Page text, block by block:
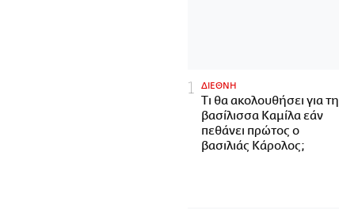
ΔΙΕΘΝΗ
Τι θα ακολουθήσει για τη
βασίλισσα Καμίλα εάν
πεθάνει πρώτος ο
βασιλιάς Κάρολος;